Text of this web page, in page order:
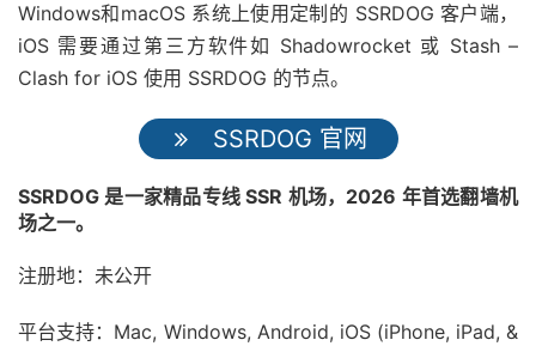
Windows和macOS 系统上使用定制的 SSRDOG 客户端，
iOS 需要通过第三方软件如 Shadowrocket 或 Stash –
Clash for iOS 使用 SSRDOG 的节点。
SSRDOG 官网
SSRDOG 是一家精品专线 SSR 机场，2026 年首选翻墙机
场之一。
注册地：未公开
平台支持：Mac, Windows, Android, iOS (iPhone, iPad, &